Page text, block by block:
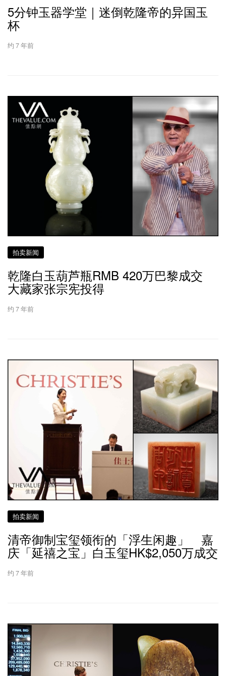
5分钟玉器学堂｜迷倒乾隆帝的异国玉
杯
约 7 年前
拍卖新闻
乾隆白玉葫芦瓶RMB 420万巴黎成交
大藏家张宗宪投得
约 7 年前
拍卖新闻
清帝御制宝玺领衔的「浮生闲趣」 嘉
庆「延禧之宝」白玉玺HK$2,050万成交
约 7 年前